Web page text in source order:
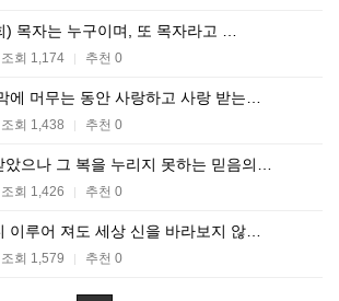
) 목자는 누구이며, 또 목자라고 …
조회 1,174 | 추천 0
에 머무는 동안 사랑하고 사랑 받는…
조회 1,438 | 추천 0
으나 그 복을 누리지 못하는 믿음의…
조회 1,426 | 추천 0
이루어 져도 세상 신을 바라보지 않…
조회 1,579 | 추천 0